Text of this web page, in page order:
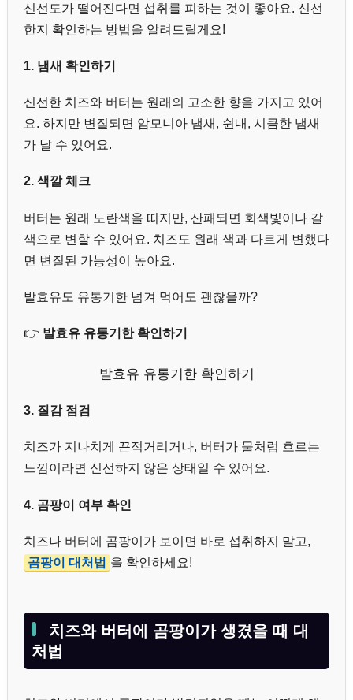
신선도가 떨어진다면 섭취를 피하는 것이 좋아요. 신선
한지 확인하는 방법을 알려드릴게요!
1. 냄새 확인하기
신선한 치즈와 버터는 원래의 고소한 향을 가지고 있어
요. 하지만 변질되면 암모니아 냄새, 쉰내, 시큼한 냄새
가 날 수 있어요.
2. 색깔 체크
버터는 원래 노란색을 띠지만, 산패되면 회색빛이나 갈
색으로 변할 수 있어요. 치즈도 원래 색과 다르게 변했다
면 변질된 가능성이 높아요.
발효유도 유통기한 넘겨 먹어도 괜찮을까?
👉 발효유 유통기한 확인하기
발효유 유통기한 확인하기
3. 질감 점검
치즈가 지나치게 끈적거리거나, 버터가 물처럼 흐르는
느낌이라면 신선하지 않은 상태일 수 있어요.
4. 곰팡이 여부 확인
치즈나 버터에 곰팡이가 보이면 바로 섭취하지 말고,
곰팡이 대처법 을 확인하세요!
치즈와 버터에 곰팡이가 생겼을 때 대
처법